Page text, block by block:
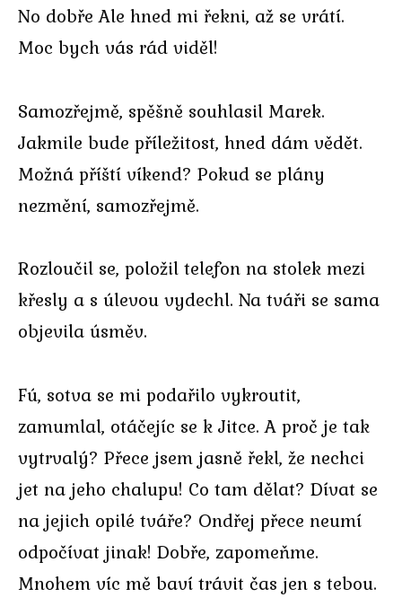
No dobře Ale hned mi řekni, až se vrátí.
Moc bych vás rád viděl!
Samozřejmě, spěšně souhlasil Marek.
Jakmile bude příležitost, hned dám vědět.
Možná příští víkend? Pokud se plány
nezmění, samozřejmě.
Rozloučil se, položil telefon na stolek mezi
křesly a s úlevou vydechl. Na tváři se sama
objevila úsměv.
Fú, sotva se mi podařilo vykroutit,
zamumlal, otáčejíc se k Jitce. A proč je tak
vytrvalý? Přece jsem jasně řekl, že nechci
jet na jeho chalupu! Co tam dělat? Dívat se
na jejich opilé tváře? Ondřej přece neumí
odpočívat jinak! Dobře, zapomeňme.
Mnohem víc mě baví trávit čas jen s tebou.